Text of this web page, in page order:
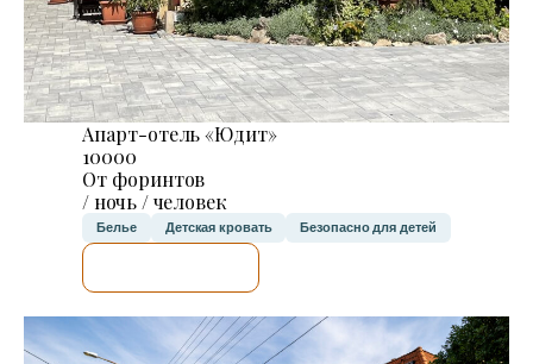
Апарт-отель «Юдит»
10000
От форинтов
/ ночь / человек
Белье Детская кровать Безопасно для детей